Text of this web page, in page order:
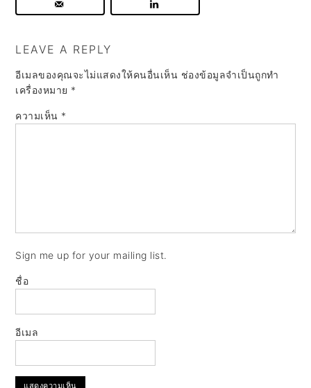
LEAVE A REPLY
อีเมลของคุณจะไม่แสดงให้คนอื่นเห็น ช่องข้อมูลจำเป็นถูกทำ
เครื่องหมาย *
ความเห็น *
Sign me up for your mailing list.
ชื่อ
อีเมล